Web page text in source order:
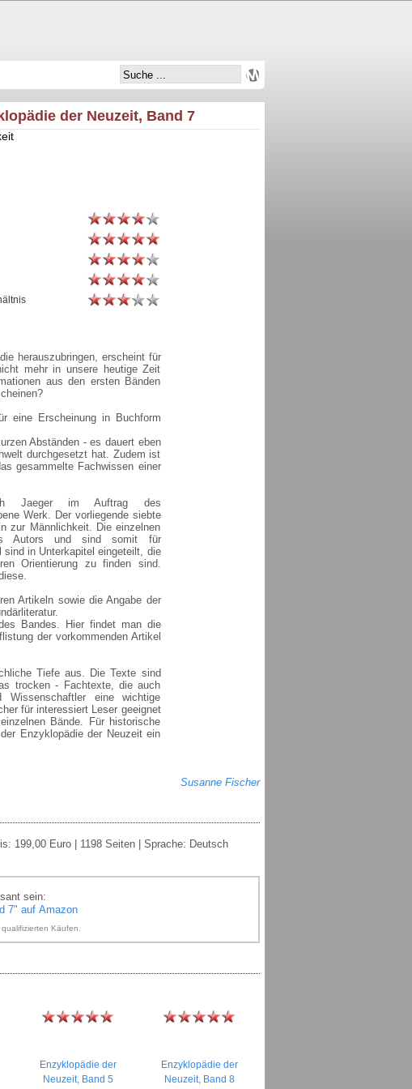
der Neuzeit, Band 7
herauszubringen, erscheint für
mehr in unsere heutige Zeit
aus den ersten Bänden
eine Erscheinung in Buchform
Abständen - es dauert eben
durchgesetzt hat. Zudem ist
gesammelte Fachwissen einer
Jaeger im Auftrag des
Werk. Der vorliegende siebte
zur Männlichkeit. Die einzelnen
Autors und sind somit für
in Unterkapitel eingeteilt, die
Orientierung zu finden sind.
Artikeln sowie die Angabe der
Bandes. Hier findet man die
der vorkommenden Artikel
Tiefe aus. Die Texte sind
trocken - Fachtexte, die auch
eine wichtige
für interessiert Leser geeignet
Bände. Für historische
Enzyklopädie der Neuzeit ein
Susanne Fischer
199,00 Euro | 1198 Seiten | Sprache: Deutsch
sein:
7" auf Amazon
Käufen.
Enzyklopädie der
Neuzeit, Band 5
Enzyklopädie der
Neuzeit, Band 8